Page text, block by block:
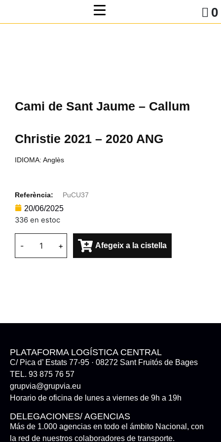
0
Cami de Sant Jaume – Callum
Christie 2021 – 2020 ANG
IDIOMA: Anglès
Referència: PuCU37
20/06/2025
336 en estoc
- + Afegeix a la cistella
PLATAFORMA LOGÍSTICA CENTRAL
C/ Pica d’ Estats 77-95 · 08272 Sant Fruitós de Bages
TEL. 93 875 76 57
grupvia@grupvia.eu
Horario de oficina de lunes a viernes de 9h a 19h
DELEGACIONES/ AGENCIAS
Más de 1.000 agencias en todo el ámbito Nacional, con
la red de nuestros colaboradores de transporte.